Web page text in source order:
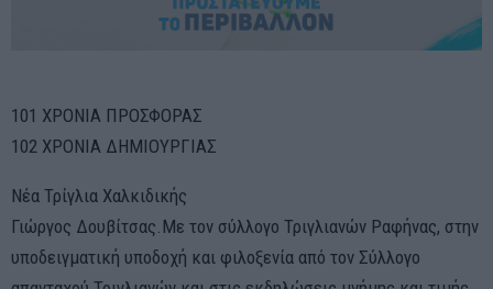
101 ΧΡΟΝΙΑ ΠΡΟΣΦΟΡΑΣ
102 ΧΡΟΝΙΑ ΔΗΜΙΟΥΡΓΙΑΣ
Νέα Τρίγλια Χαλκιδικής
Γιώργος Δουβίτσας.Με τον σύλλογο Τριγλιανών Ραφήνας, στην
υποδειγματική υποδοχή και φιλοξενία από τον Σύλλογο